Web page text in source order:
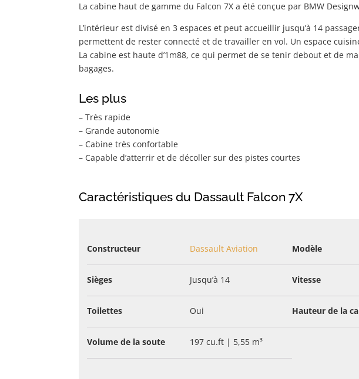
La cabine haut de gamme du Falcon 7X a été conçue par BMW
L’intérieur est divisé en 3 espaces et peut accueillir jusqu’à 14
permettent de rester connecté et de travailler en vol. Un espace
La cabine est haute d’1m88, ce qui permet de se tenir debout et de
bagages.
Les plus
– Très rapide
– Grande autonomie
– Cabine très confortable
– Capable d’atterrir et de décoller sur des pistes courtes
Caractéristiques du Dassault Falcon 7X
Constructeur Dassault Aviation
Sièges Jusqu’à 14
Toilettes Oui
Volume de la soute 197 cu.ft | 5,55 m³
Modèle
Vitesse
Hauteur de la